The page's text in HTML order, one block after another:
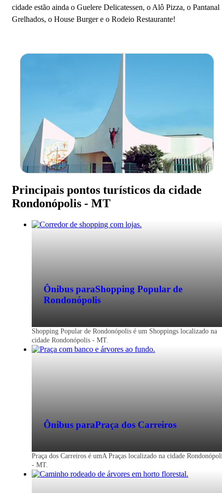
Em meio às belezas do cerrado
do Espetinho, para quem ama um bom
cidade estão ainda o Guelere Delicatessen, o Alô Pizza, o Pantanal
Grelhados, o House Burger e o Rodeio Restaurante!
Principais pontos turísticos da cidade
Rondonópolis - MT
Ônibus paraShopping Popular de
Rondonópolis
Shopping Popular de Rondonópolis é um Shoppings localizado na
cidade Rondonópolis - MT.
Ônibus paraPraça dos Carreiros
Praça dos Carreiros é umA Praças localizado na cidade
- MT.